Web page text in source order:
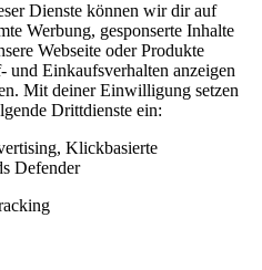
Dienste können wir dir auf
Werbung, gesponserte Inhalte
Webseite oder Produkte
und Einkaufsverhalten anzeigen
Mit deiner Einwilligung setzen
Drittdienste ein:
Klickbasierte
Defender